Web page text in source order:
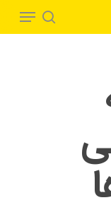
search
Menu